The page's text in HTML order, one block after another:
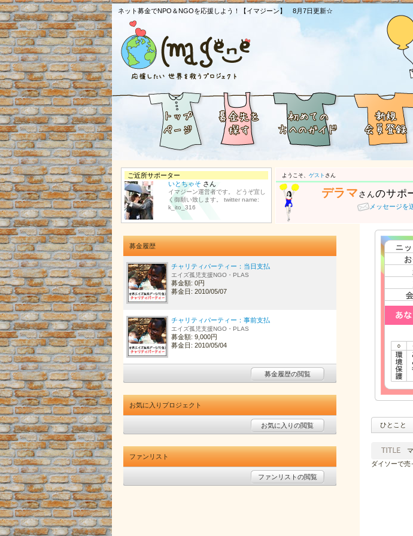
ネット募金でNPO＆NGOを応援しよう！【イマジーン】 8月7日更新☆
ご近所サポーター
いとちゃそ さん
イマジーン運営者です。 どうぞ宜し
く御願い致します。 twitter name:
k_ito_316
ようこそ、 ゲスト さん
デラマ さんのサポ
メッセージを
○
ひとこと
ダイソーで売
募金履歴
チャリティパーティー：当日支払
エイズ孤児支援NGO・PLAS
募金額: 0円
募金日: 2010/05/07
チャリティパーティー：事前支払
エイズ孤児支援NGO・PLAS
募金額: 9,000円
募金日: 2010/05/04
募金履歴の閲覧
お気に入りプロジェクト
お気に入りの閲覧
ファンリスト
ファンリストの閲覧